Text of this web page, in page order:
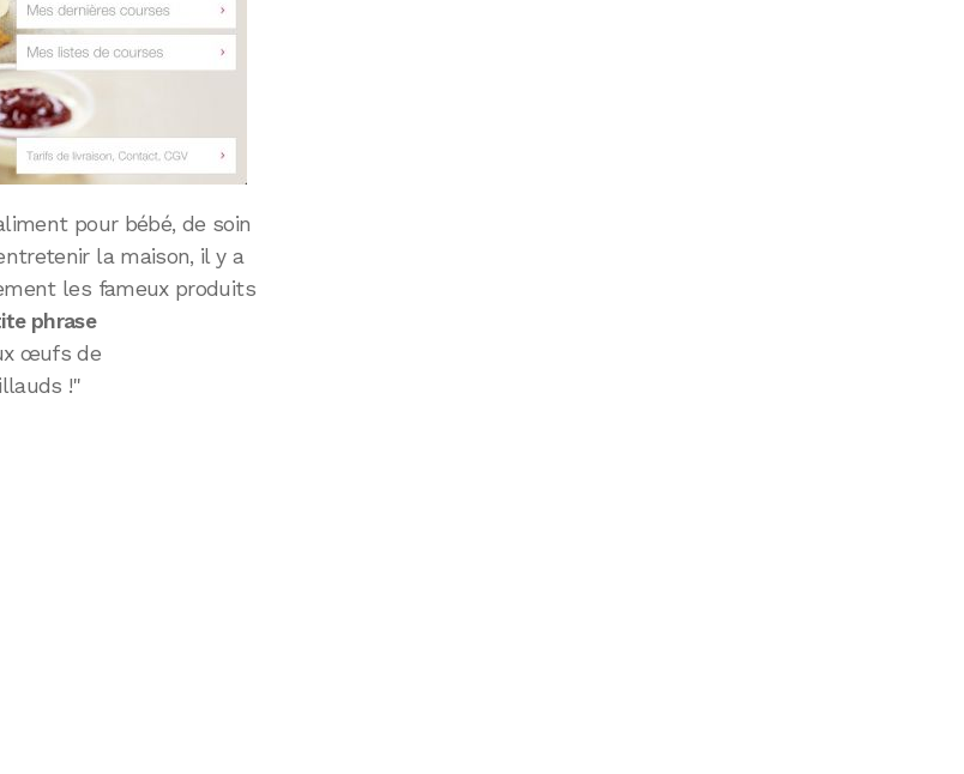
pour bébé, de soin
la maison, il y a
les fameux produits
phrase
œufs de
!"